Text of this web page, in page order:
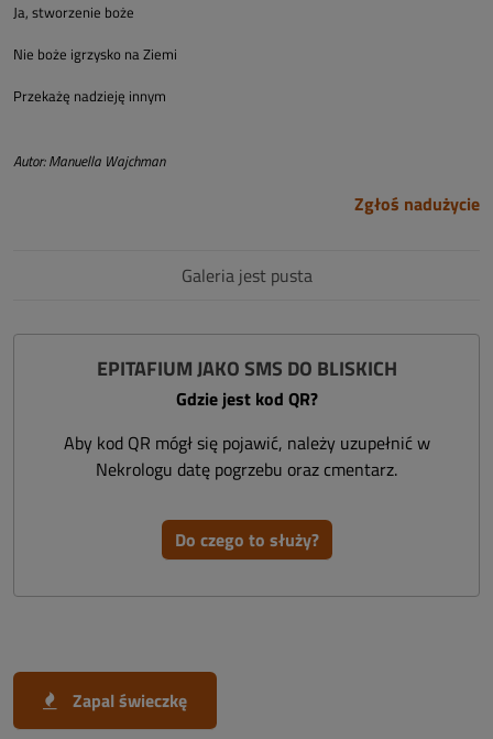
Ja, stworzenie boże
Nie boże igrzysko na Ziemi
Przekażę nadzieję innym
Autor: Manuella Wajchman
Zgłoś nadużycie
Galeria jest pusta
EPITAFIUM JAKO SMS DO BLISKICH
Gdzie jest kod QR?
Aby kod QR mógł się pojawić, należy uzupełnić w
Nekrologu datę pogrzebu oraz cmentarz.
Do czego to służy?
Zapal świeczkę